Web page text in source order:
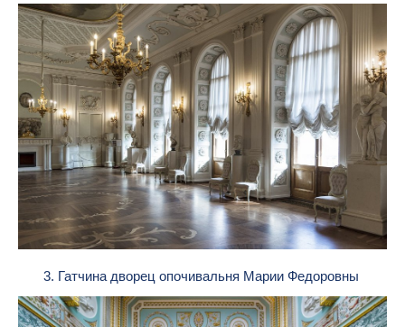
3. Гатчина дворец опочивальня Марии Федоровны